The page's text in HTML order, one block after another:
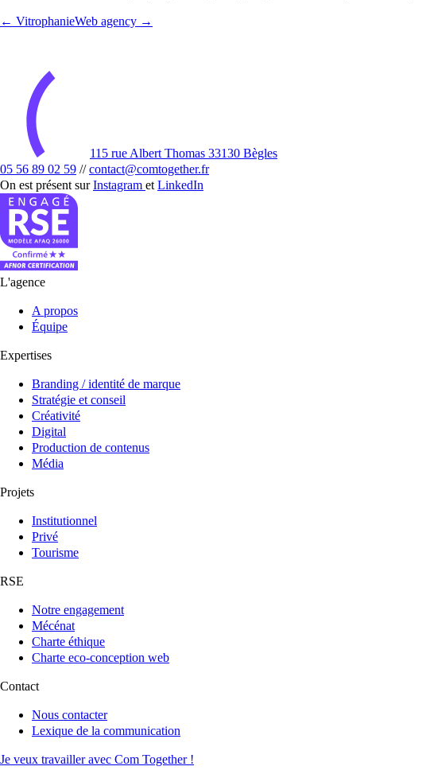
← VitrophanieWeb agency →
115 rue Albert Thomas 33130 Bègles
05 56 89 02 59 // contact@comtogether.fr
On est présent surInstagram et LinkedIn
L'agence
A propos
Équipe
Expertises
Branding / identité de marque
Stratégie et conseil
Créativité
Digital
Production de contenus
Média
Projets
Institutionnel
Privé
Tourisme
RSE
Notre engagement
Mécénat
Charte éthique
Charte eco-conception web
Contact
Nous contacter
Lexique de la communication
Je veux travailler avec Com Together !